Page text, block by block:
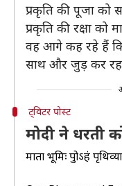
प्रकृति की पूजा को
प्रकृति की रक्षा को
वह आगे कह रहे हैं
साथ और जुड़ कर
ट्विटर पोस्ट
मोदी ने धरती
माता भूमिः पुत्रोऽहं